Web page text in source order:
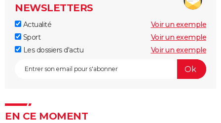
NEWSLETTERS
Actualité
Voir un exemple
Sport
Voir un exemple
Les dossiers d'actu
Voir un exemple
EN CE MOMENT